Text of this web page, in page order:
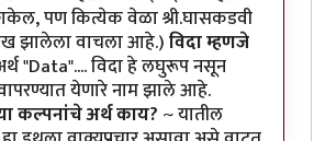
पण कित्येक वेळा श्री.घासकडवी
झालेला वाचला आहे.)विदा म्हणजे
"Data".... विदा हे लघुरूप नसून
येणारे नाम झाले आहे.
कल्पनांचे अर्थ काय? ~ यातील